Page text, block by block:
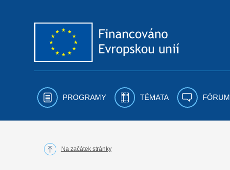
PROGRAMY TÉMATA FÓRUM
Na začátek stránky